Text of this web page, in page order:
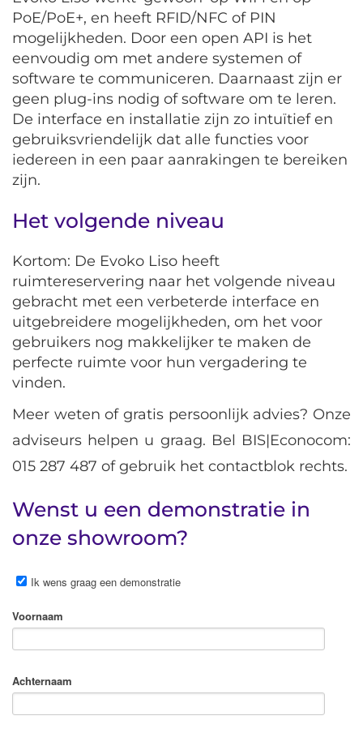
PoE/PoE+, en heeft RFID/NFC of PIN
mogelijkheden. Door een open API is het
eenvoudig om met andere systemen of
software te communiceren. Daarnaast zijn er
geen plug-ins nodig of software om te leren.
De interface en installatie zijn zo intuïtief en
gebruiksvriendelijk dat alle functies voor
iedereen in een paar aanrakingen te bereiken
zijn.
Het volgende niveau
Kortom: De Evoko Liso heeft
ruimtereservering naar het volgende niveau
gebracht met een verbeterde interface en
uitgebreidere mogelijkheden, om het voor
gebruikers nog makkelijker te maken de
perfecte ruimte voor hun vergadering te
vinden.
Meer weten of gratis persoonlijk advies? Onze
adviseurs helpen u graag. Bel BIS|Econocom:
015 287 487 of gebruik het contactblok rechts.
Wenst u een demonstratie in
onze showroom?
Ik wens graag een demonstratie
Voornaam
Achternaam